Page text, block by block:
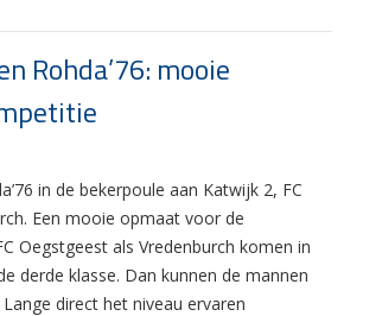
Rohda’76: mooie
in de bekerpoule aan Katwijk 2, FC
Een mooie opmaat voor de
Oegstgeest als Vredenburch komen in
derde klasse. Dan kunnen de mannen
direct het niveau ervaren